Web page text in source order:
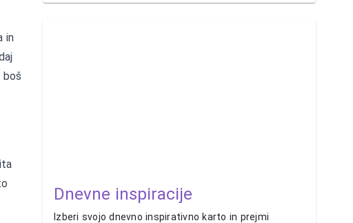
in
boš
Dnevne inspiracije
Izberi svojo dnevno inspirativno karto in prejmi